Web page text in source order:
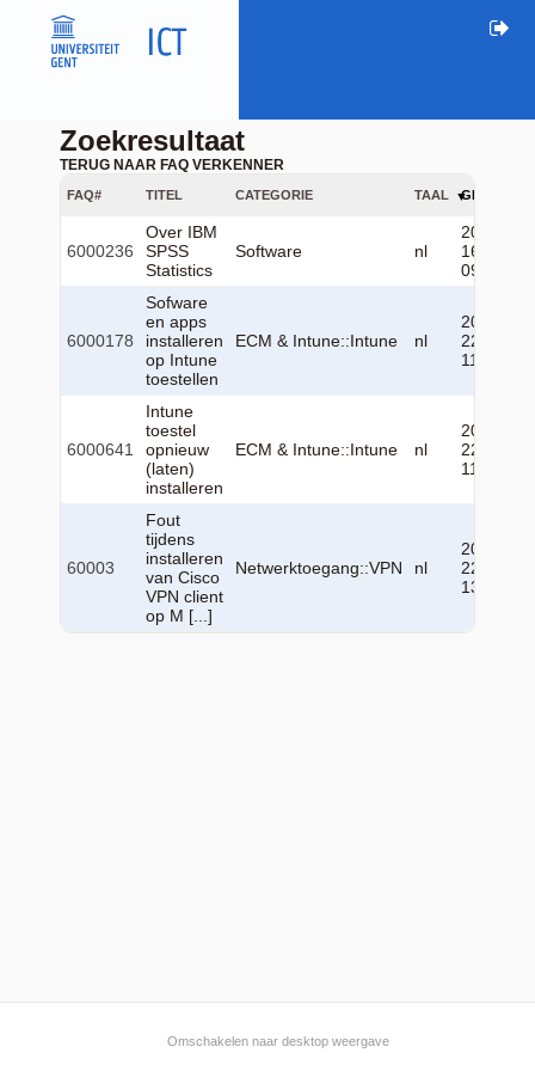
Zoekresultaat
TERUG NAAR FAQ VERKENNER
FAQ# TITEL CATEGORIE TAAL GEWIJZIGD
6000236
Over IBM
SPSS
Statistics
Software nl
2026-04-
16
09:20:10
6000178
Sofware
en apps
installeren
op Intune
toestellen
ECM & Intune::Intune nl
2026-06-
22
11:10:17
6000641
Intune
toestel
opnieuw
(laten)
installeren
ECM & Intune::Intune nl
2026-06-
22
11:25:19
60003
Fout
tijdens
installeren
van Cisco
VPN client
op M [...]
Netwerktoegang::VPN nl
2026-06-
22
13:34:22
Omschakelen naar desktop weergave